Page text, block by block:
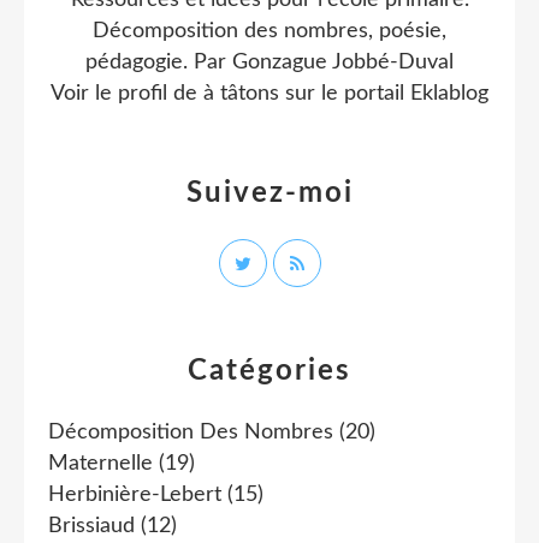
Catégories
Décomposition Des Nombres (20)
Maternelle (19)
Herbinière-Lebert (15)
Brissiaud (12)
Décomposition des nombres, poésie,
pédagogie. Par Gonzague Jobbé-Duval
Voir le profil de à tâtons sur le portail Eklablog
Suivez-moi